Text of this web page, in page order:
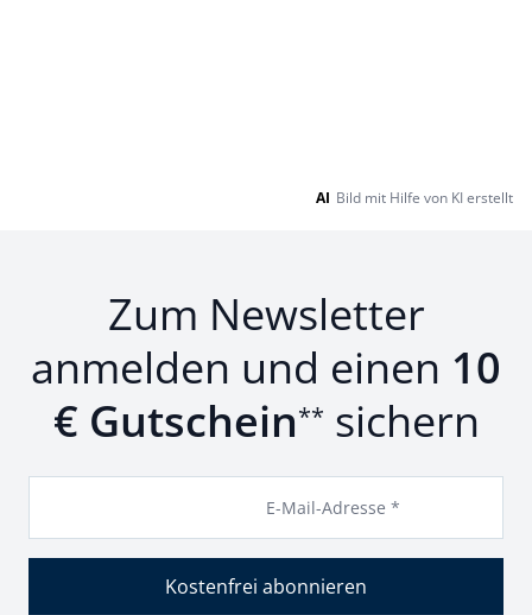
AI Bild mit Hilfe von KI erstellt
Zum Newsletter
anmelden und einen 10
€ Gutschein** sichern
E-Mail-Adresse *
Kostenfrei abonnieren